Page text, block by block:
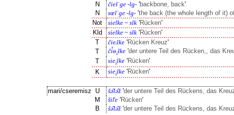
N čielˈge -lg- 'backbone, back'
N
sœlˈge -lg- 'the back (the whole length of it)
Not sielke ~ slk 'Rücken'
Kld sielke ~ slk 'Rücken'
T čieᵢlke 'Rücken Kreuz'
T
či̊ѳilke 'der untere Teil des Rücken,, das
T
sieilke 'Rücken'
K sieilke 'Rücken'
mari/cseremisz U šə̑lə̑ž 'der untere Teil des Rückens, das
M
šiľe 'Rücken'
B
šə̑lə̑ž 'der untere Teil des Rückens, das